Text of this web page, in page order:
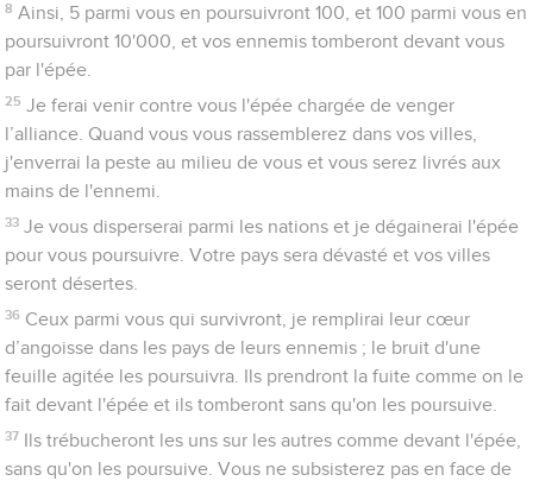
8 Ainsi, 5 parmi vous en poursuivront 100, et 100 parmi vous en
poursuivront 10'000, et vos ennemis tomberont devant vous
par l'épée.
25 Je ferai venir contre vous l'épée chargée de venger
l’alliance. Quand vous vous rassemblerez dans vos villes,
j'enverrai la peste au milieu de vous et vous serez livrés aux
mains de l'ennemi.
33 Je vous disperserai parmi les nations et je dégainerai l'épée
pour vous poursuivre. Votre pays sera dévasté et vos villes
seront désertes.
36 Ceux parmi vous qui survivront, je remplirai leur cœur
d’angoisse dans les pays de leurs ennemis ; le bruit d'une
feuille agitée les poursuivra. Ils prendront la fuite comme on le
fait devant l'épée et ils tomberont sans qu'on les poursuive.
37
Ils trébucheront les uns sur les autres comme devant l'épée,
sans qu'on les poursuive. Vous ne subsisterez pas en face de